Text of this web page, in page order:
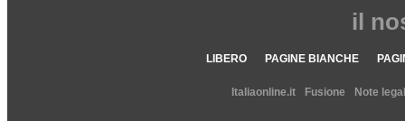
il
LIBERO PAGINE BIANCHE
Italiaonline.it Fusione Note